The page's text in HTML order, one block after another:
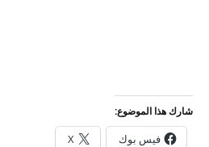
شارك هذا الموضوع:
فيس بوك X